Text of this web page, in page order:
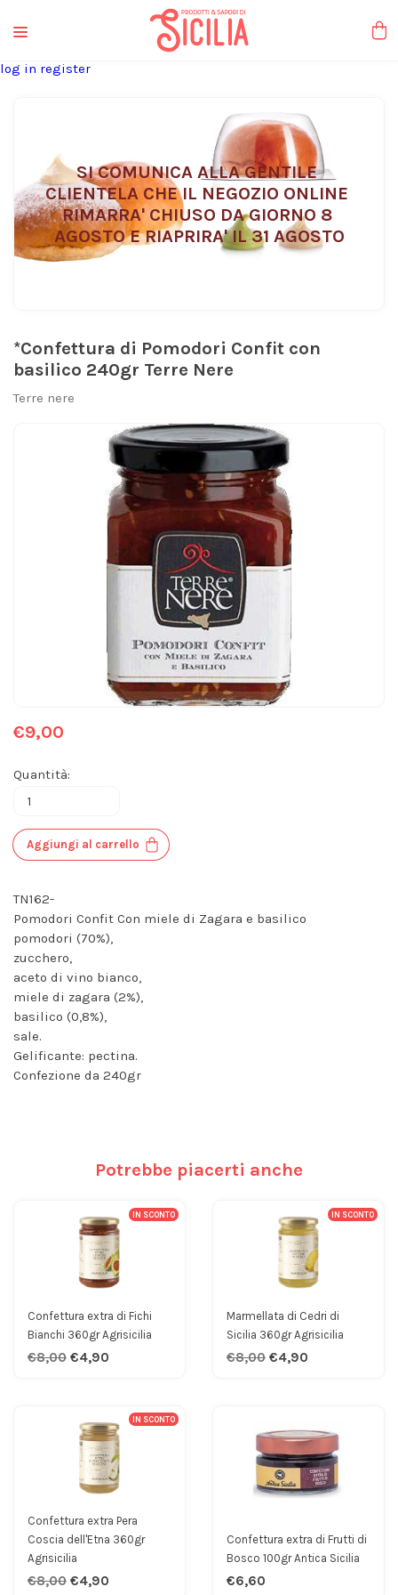
liquori tipici
log in register
SI COMUNICA ALLA GENTILE
CLIENTELA CHE IL NEGOZIO ONLINE
RIMARRA' CHIUSO DA GIORNO 8
AGOSTO E RIAPRIRA' IL 31 AGOSTO
*Confettura di Pomodori Confit con
basilico 240gr Terre Nere
Terre nere
€9,00
Quantità:
Aggiungi al carrello
TN162-
Pomodori Confit Con miele di Zagara e basilico
pomodori (70%),
zucchero,
aceto di vino bianco,
miele di zagara (2%),
basilico (0,8%),
sale.
Gelificante: pectina.
Confezione da 240gr
Potrebbe piacerti anche
IN SCONTO
Confettura extra di Fichi
Bianchi 360gr Agrisicilia
€8,00 €4,90
IN SCONTO
Marmellata di Cedri di
Sicilia 360gr Agrisicilia
€8,00 €4,90
IN SCONTO
Confettura extra Pera
Coscia dell'Etna 360gr
Agrisicilia
€8,00 €4,90
Confettura extra di Frutti di
Bosco 100gr Antica Sicilia
€6,60